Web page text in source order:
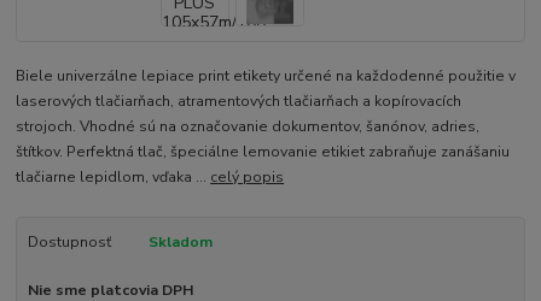
Biele univerzálne lepiace print etikety určené na každodenné použitie v
laserových tlačiarňach, atramentových tlačiarňach a kopírovacích
strojoch. Vhodné sú na označovanie dokumentov, šanónov, adries,
štítkov. Perfektná tlač, špeciálne lemovanie etikiet zabraňuje zanášaniu
tlačiarne lepidlom, vďaka ... celý popis
Dostupnosť Skladom
Nie sme platcovia DPH